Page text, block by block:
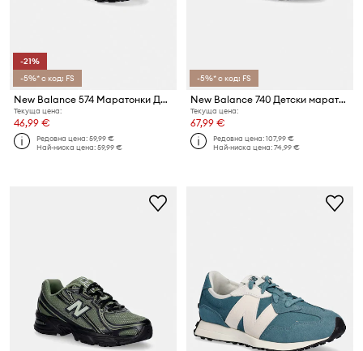
-21%
-5%* с код: FS
New Balance 574 Маратонки Детски
Текуща цена:
46,99 €
Редовна цена:59,99 €
Най-ниска цена:59,99 €
-5%* с код: FS
New Balance 740 Детски маратонки
Текуща цена:
67,99 €
Редовна цена:107,99 €
Най-ниска цена:74,99 €